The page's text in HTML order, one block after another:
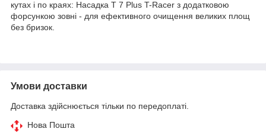
кутах і по краях: Насадка T 7 Plus T-Racer з додатковою
форсункою зовні - для ефективного очищення великих площ
без бризок.
Умови доставки
Доставка здійснюється тільки по передоплаті.
Нова Пошта